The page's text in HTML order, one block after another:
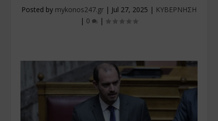
Posted by mykonos247.gr | Jul 27, 2025 | ΚΥΒΕΡΝΗΣΗ
| 0 |